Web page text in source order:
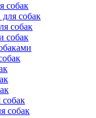
собак
для собак
собак
собак
собак
собак